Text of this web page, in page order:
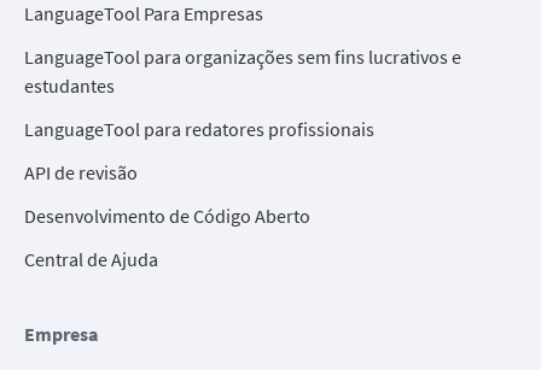
LanguageTool Para Empresas
LanguageTool para organizações sem fins lucrativos e
estudantes
LanguageTool para redatores profissionais
API de revisão
Desenvolvimento de Código Aberto
Central de Ajuda
Empresa